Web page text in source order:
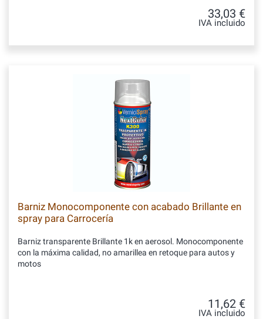
33,03 €
IVA incluido
Barniz Monocomponente con acabado Brillante en
spray para Carrocería
Barniz transparente Brillante 1k en aerosol. Monocomponente
con la máxima calidad, no amarillea en retoque para autos y
motos
11,62 €
IVA incluido